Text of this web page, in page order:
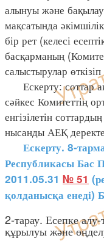
алынуы және
мақсатында
бір рет (келесі
басқарманың
салыстырулар
Ескерту: соттар
сәйкес Комитеттің
енгізілетін
нысанды АЕҚ
Ескерту. 8-
Республикасы Бас
2011.05.31 № 51 (
қолданысқа енеді)
2-тарау. Есепке
құрылуы және